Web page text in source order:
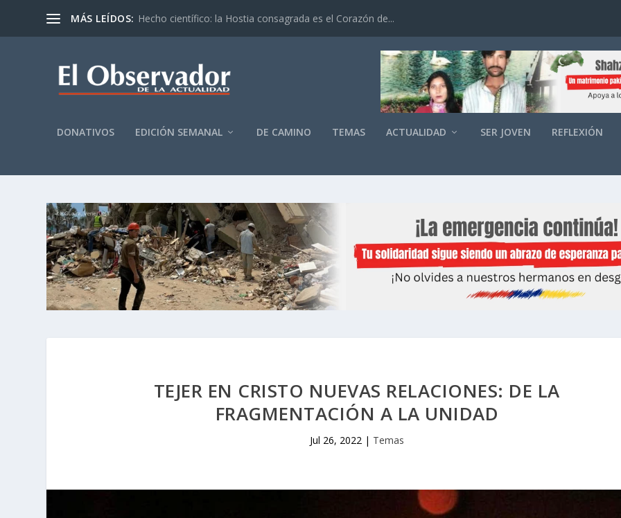
MÁS LEÍDOS: Hecho científico: la Hostia consagrada es el Corazón de...
DONATIVOS EDICIÓN SEMANAL DE CAMINO TEMAS ACTUALIDAD SER JOVEN REFLEXIÓN
TEJER EN CRISTO NUEVAS RELACIONES: DE LA
FRAGMENTACIÓN A LA UNIDAD
Jul 26, 2022| Temas